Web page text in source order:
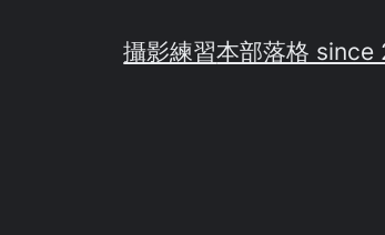
攝影練習本部落格 since